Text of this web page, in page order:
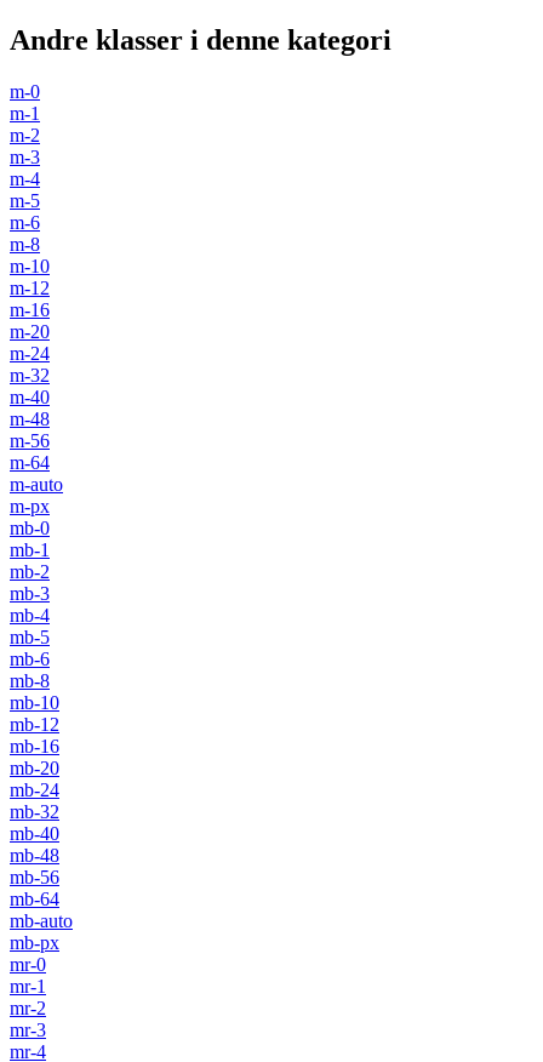
Andre klasser i denne kategori
m-0
m-1
m-2
m-3
m-4
m-5
m-6
m-8
m-10
m-12
m-16
m-20
m-24
m-32
m-40
m-48
m-56
m-64
m-auto
m-px
mb-0
mb-1
mb-2
mb-3
mb-4
mb-5
mb-6
mb-8
mb-10
mb-12
mb-16
mb-20
mb-24
mb-32
mb-40
mb-48
mb-56
mb-64
mb-auto
mb-px
mr-0
mr-1
mr-2
mr-3
mr-4